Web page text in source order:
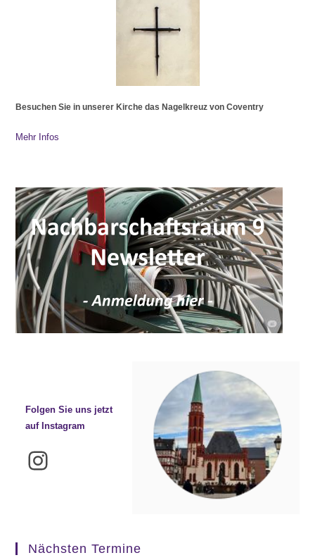
Besuchen Sie in unserer Kirche das Nagelkreuz von Coventry
Mehr Infos
Folgen Sie uns jetzt
auf Instagram
Instagram
Nächsten Termine